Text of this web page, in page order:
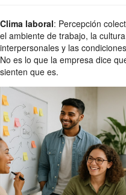
Clima laboral: Percepción
el ambiente de trabajo, la
interpersonales y las
No es lo que la empresa dice
sienten que es.